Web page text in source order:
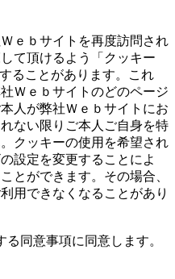
ｅｂサイトを再度訪問され
て頂けるよう「クッキー
ることがあります。これ
Ｗｅｂサイトのどのページ
人が弊社Ｗｅｂサイトにお
ない限りご本人ご自身を特
クッキーの使用を希望され
設定を変更することによ
とができます。その場合、
用できなくなることがあり
同意事項に同意します。